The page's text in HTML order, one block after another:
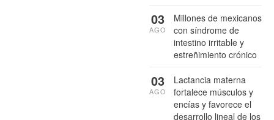
Millones de mexicanos
con síndrome de
intestino irritable y
estreñimiento crónico
03
AGO
Lactancia materna
fortalece músculos y
encías y favorece el
desarrollo lineal de los
03
AGO